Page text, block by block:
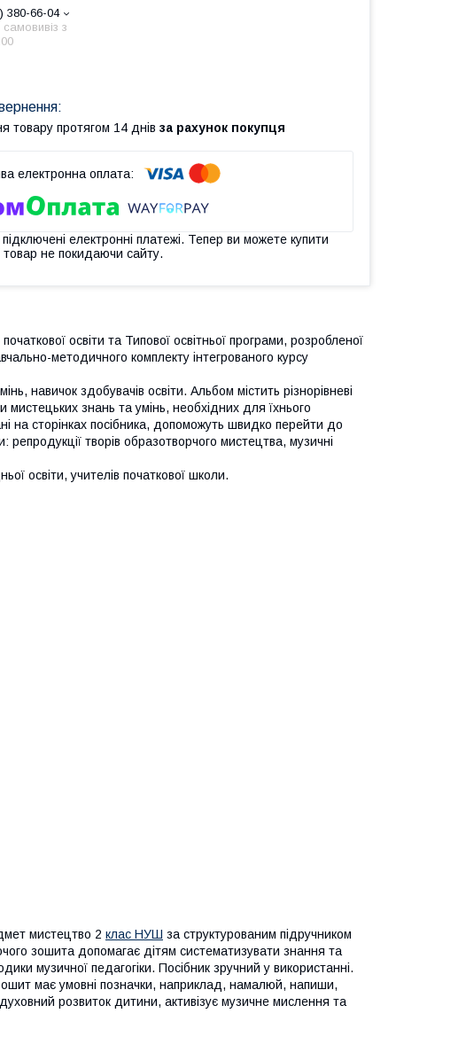
380-66-04
з
товару протягом 14 днів за рахунок покупця
підключені електронні платежі. Тепер ви можете купити
не покидаючи сайту.
освіти та Типової освітньої програми, розробленої
методичного комплекту інтегрованого курсу
навичок здобувачів освіти. Альбом містить різнорівневі
знань та умінь, необхідних для їхнього
на сторінках посібника, допоможуть швидко перейти до
творів образотворчого мистецтва, музичні
освіти, учителів початкової школи.
мистецтво 2 клас НУШ за структурованим підручником
зошита допомагає дітям систематизувати знання та
музичної педагогіки. Посібник зручний у використанні.
має умовні позначки, наприклад, намалюй, напиши,
розвиток дитини, активізує музичне мислення та